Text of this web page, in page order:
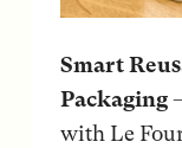
Smart
Packaging
with Le